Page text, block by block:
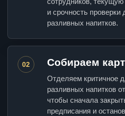
и срочность проверки
разливных напитков.
02 Собираем
Отделяем критичное
разливных напитков
чтобы сначала
предписания и